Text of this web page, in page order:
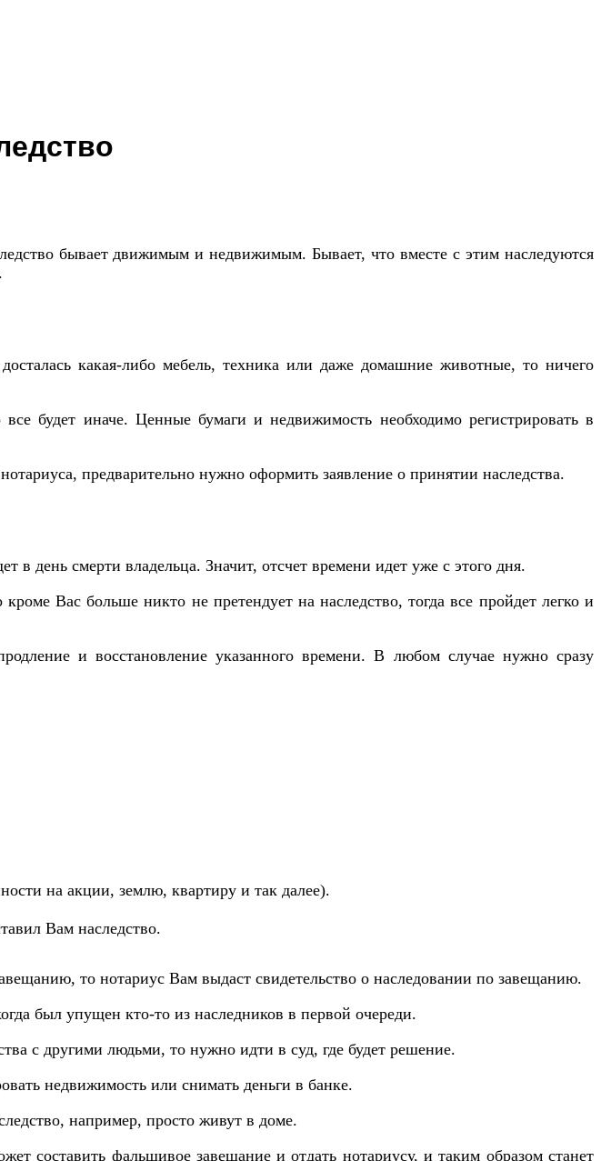
бывает движимым и недвижимым. Бывает, что вместе с этим наследуются
какая-либо мебель, техника или даже домашние животные, то ничего
будет иначе. Ценные бумаги и недвижимость необходимо регистрировать в
предварительно нужно оформить заявление о принятии наследства.
в день смерти владельца. Значит, отсчет времени идет уже с этого дня.
Вас больше никто не претендует на наследство, тогда все пройдет легко и
и восстановление указанного времени. В любом случае нужно сразу
на акции, землю, квартиру и так далее).
Вам наследство.
то нотариус Вам выдаст свидетельство о наследовании по завещанию.
был упущен кто-то из наследников в первой очереди.
с другими людьми, то нужно идти в суд, где будет решение.
недвижимость или снимать деньги в банке.
например, просто живут в доме.
составить фальшивое завещание и отдать нотариусу, и таким образом станет